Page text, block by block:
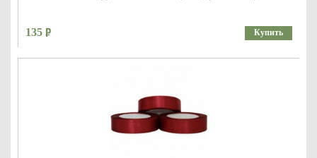
135 Купить